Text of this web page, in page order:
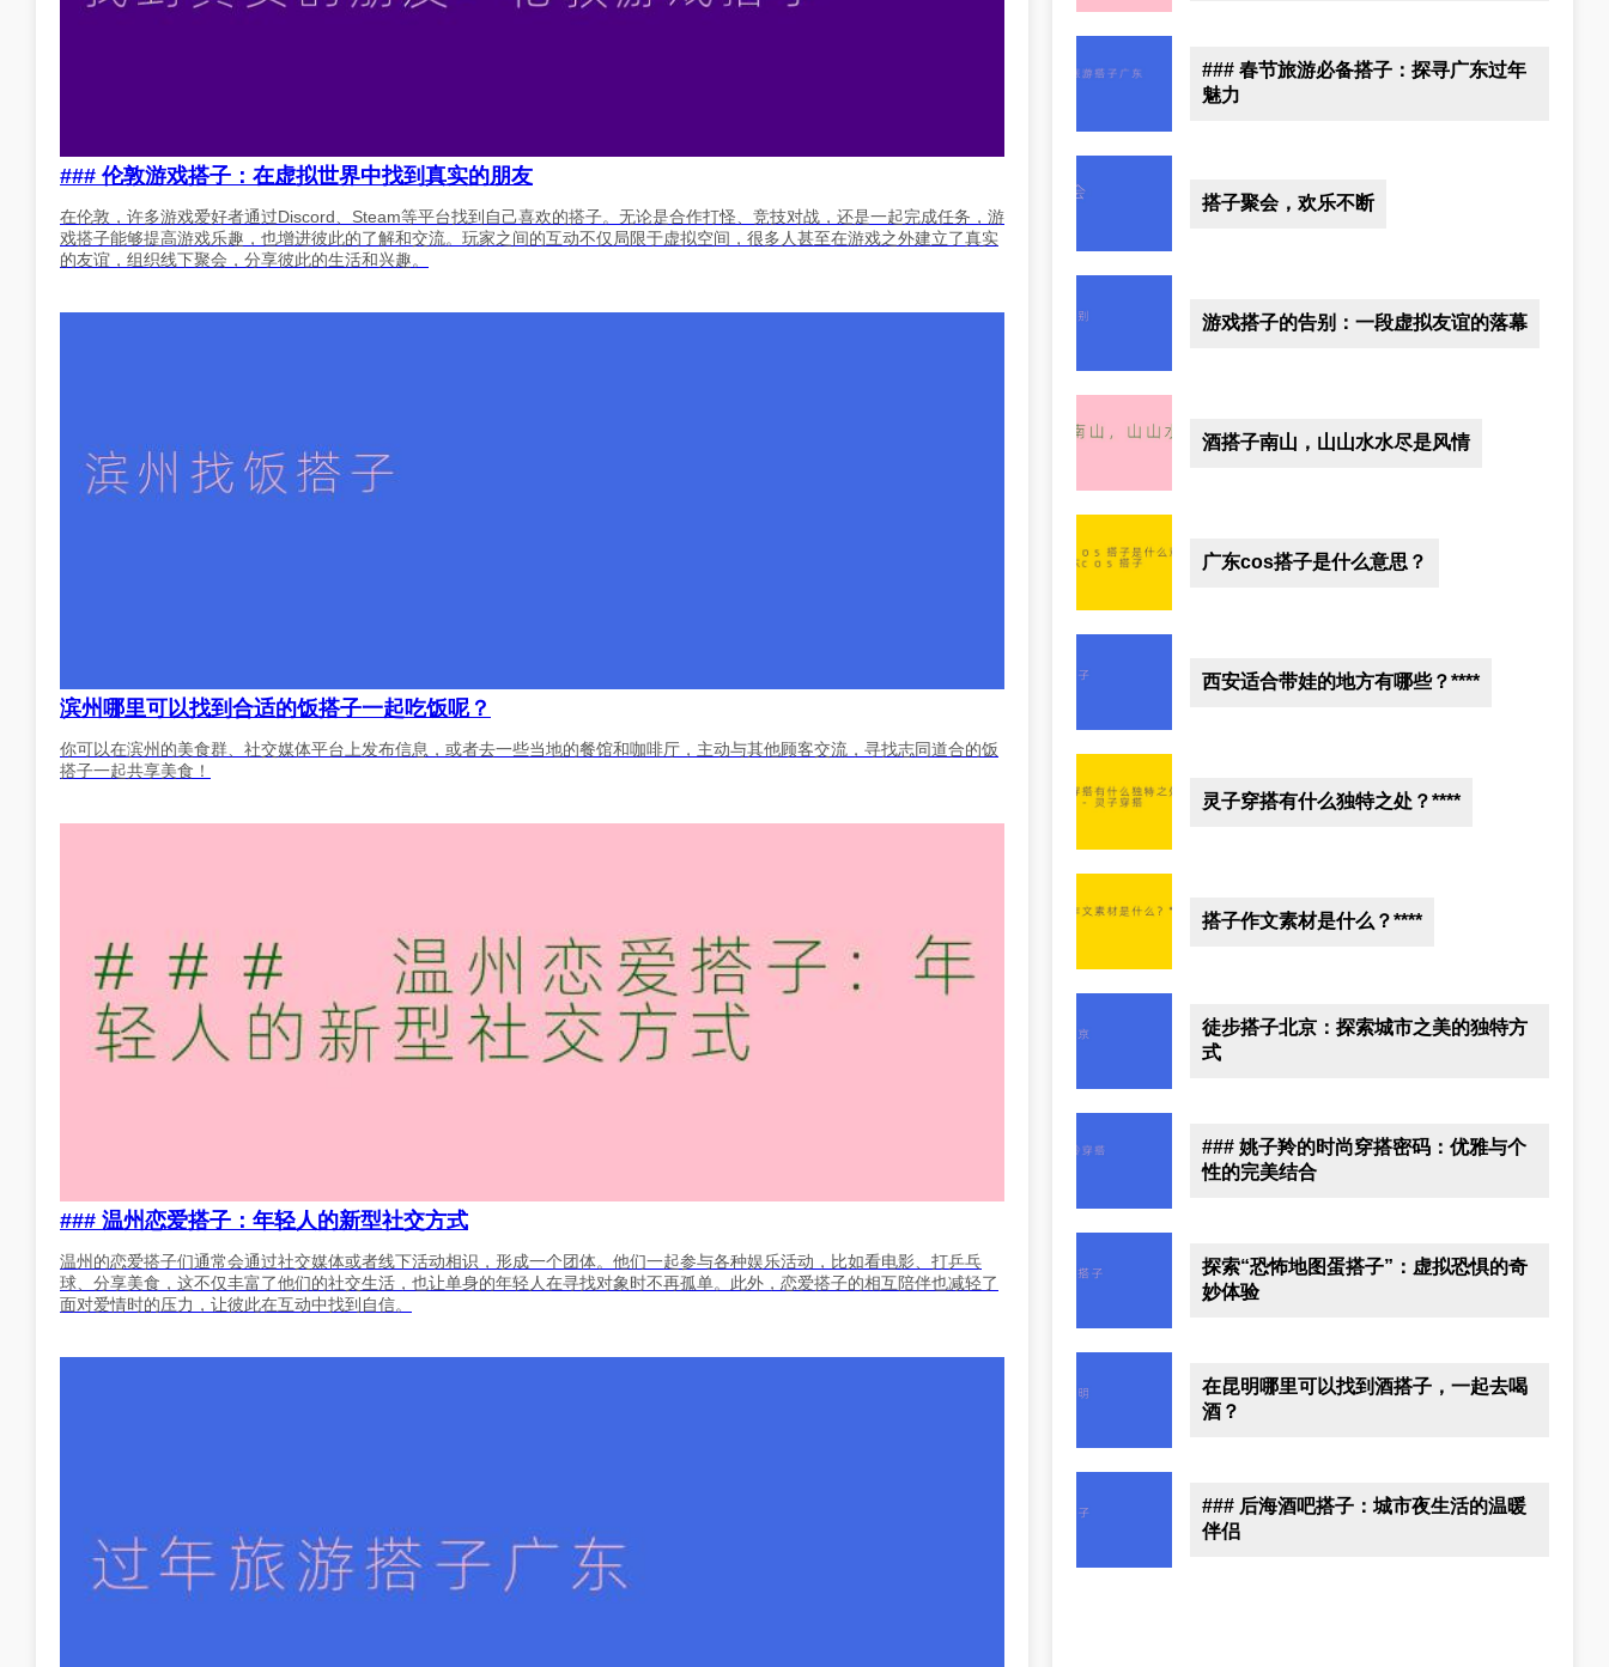
### 伦敦游戏搭子：在虚拟世界中找到真实的朋友
在伦敦，许多游戏爱好者通过Discord、Steam等平台找到自己喜欢的搭子。无论是合作打怪、竞技对战，还是一起完成任务，游
戏搭子能够提高游戏乐趣，也增进彼此的了解和交流。玩家之间的互动不仅局限于虚拟空间，很多人甚至在游戏之外建立了真实
的友谊，组织线下聚会，分享彼此的生活和兴趣。
滨州哪里可以找到合适的饭搭子一起吃饭呢？
你可以在滨州的美食群、社交媒体平台上发布信息，或者去一些当地的餐馆和咖啡厅，主动与其他顾客交流，寻找志同道合的饭
搭子一起共享美食！
### 温州恋爱搭子：年轻人的新型社交方式
温州的恋爱搭子们通常会通过社交媒体或者线下活动相识，形成一个团体。他们一起参与各种娱乐活动，比如看电影、打乒乓
球、分享美食，这不仅丰富了他们的社交生活，也让单身的年轻人在寻找对象时不再孤单。此外，恋爱搭子的相互陪伴也减轻了
面对爱情时的压力，让彼此在互动中找到自信。
### 春节旅游必备搭子：探寻广东过年
魅力
搭子聚会，欢乐不断
游戏搭子的告别：一段虚拟友谊的落幕
酒搭子南山，山山水水尽是风情
广东cos搭子是什么意思？
西安适合带娃的地方有哪些？****
灵子穿搭有什么独特之处？****
搭子作文素材是什么？****
徒步搭子北京：探索城市之美的独特方
式
### 姚子羚的时尚穿搭密码：优雅与个
性的完美结合
探索“恐怖地图蛋搭子”：虚拟恐惧的奇
妙体验
在昆明哪里可以找到酒搭子，一起去喝
酒？
### 后海酒吧搭子：城市夜生活的温暖
伴侣